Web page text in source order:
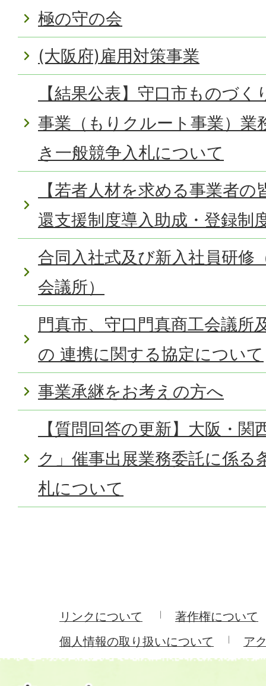
極の守の会
(大阪府)雇用対策事業
【結果公表】守口市ものづ
事業（もりクルート事業）業
き一般競争入札について
【若者人材を求める事業者
還支援制度導入助成・登録制
合同入社式及び新入社員研修
会議所）
門真市、守口門真商工会議所
の 連携に関する協定について
事業承継をお考えの方へ
【質問回答の更新】大阪・
ク」催事出展業務委託に係る
札について
リンクについて
著作権について
個人情報の取り扱いについて
ア